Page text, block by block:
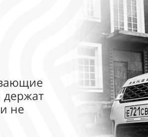
держат
не